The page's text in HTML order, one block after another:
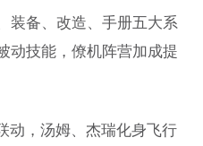
装备、改造、手册五大系
动技能，僚机阵营加成提
动，汤姆、杰瑞化身飞行